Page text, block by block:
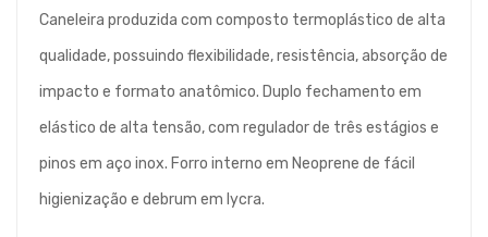
Caneleira produzida com composto termoplástico de alta
qualidade, possuindo flexibilidade, resistência, absorção de
impacto e formato anatômico. Duplo fechamento em
elástico de alta tensão, com regulador de três estágios e
pinos em aço inox. Forro interno em Neoprene de fácil
higienização e debrum em lycra.